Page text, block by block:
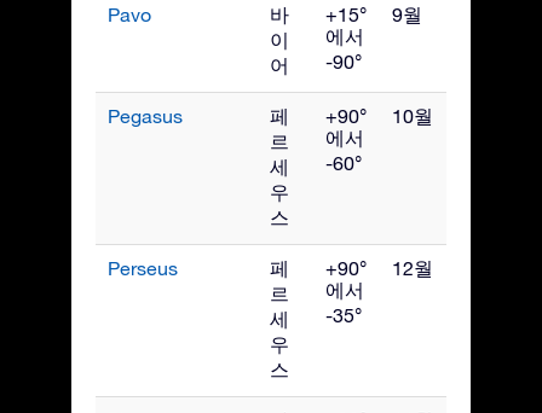
Pavo
바
이
어
+15°
에서
-90°
9월
Pegasus
페
르
세
우
스
+90°
에서
-60°
10월
Perseus
페
르
세
우
스
+90°
에서
-35°
12월